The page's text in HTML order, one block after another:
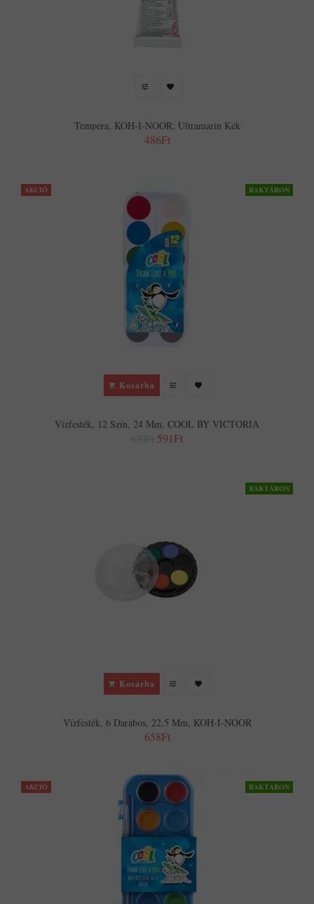
Tempera, KOH-I-NOOR, Ultramarin Kék
486Ft
AKCIÓ RAKTÁRON
Kosárba
Vízfesték, 12 Szín, 24 Mm, COOL BY VICTORIA
591Ft
RAKTÁRON
Kosárba
Vízfesték, 6 Darabos, 22,5 Mm, KOH-I-NOOR
658Ft
AKCIÓ RAKTÁRON